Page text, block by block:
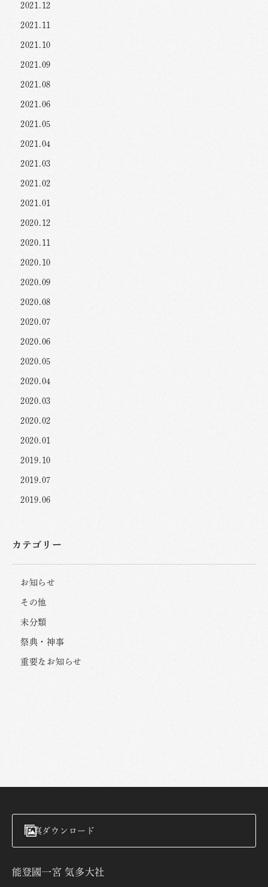
2021.12
2021.11
2021.10
2021.09
2021.08
2021.06
2021.05
2021.04
2021.03
2021.02
2021.01
2020.12
2020.11
2020.10
2020.09
2020.08
2020.07
2020.06
2020.05
2020.04
2020.03
2020.02
2020.01
2019.10
2019.07
2019.06
カテゴリー
お知らせ
その他
未分類
祭典・神事
重要なお知らせ
写真ダウンロード
能登國一宮 気多大社